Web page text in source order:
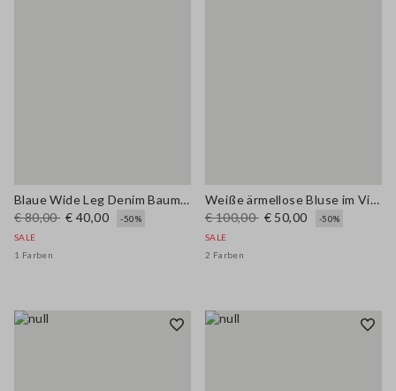
Blaue Wide Leg Denim Baumwollmischung Hose
€ 80,00 € 40,00
-50%
SALE
1 Farben
Weiße ärmellose Bluse im Viskose-Mix, reguläre Passform
€ 100,00 € 50,00
-50%
SALE
2 Farben